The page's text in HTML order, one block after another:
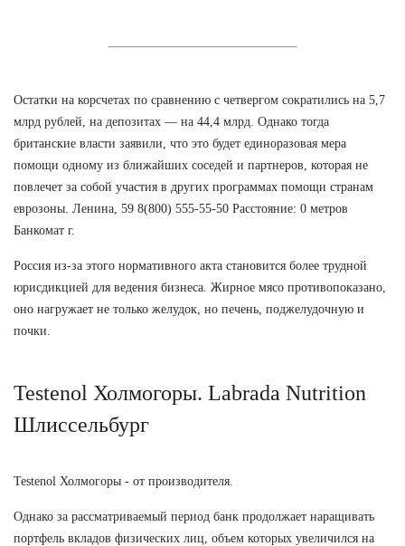
Остатки на корсчетах по сравнению с четвергом сократились на 5,7
млрд рублей, на депозитах — на 44,4 млрд. Однако тогда
британские власти заявили, что это будет единоразовая мера
помощи одному из ближайших соседей и партнеров, которая не
повлечет за собой участия в других программах помощи странам
еврозоны. Ленина, 59 8(800) 555-55-50 Расстояние: 0 метров
Банкомат г.
Россия из-за этого нормативного акта становится более трудной
юрисдикцией для ведения бизнеса. Жирное мясо противопоказано,
оно нагружает не только желудок, но печень, поджелудочную и
почки.
Testenol Холмогоры. Labrada Nutrition
Шлиссельбург
Testenol Холмогоры - от производителя.
Однако за рассматриваемый период банк продолжает наращивать
портфель вкладов физических лиц, объем которых увеличился на